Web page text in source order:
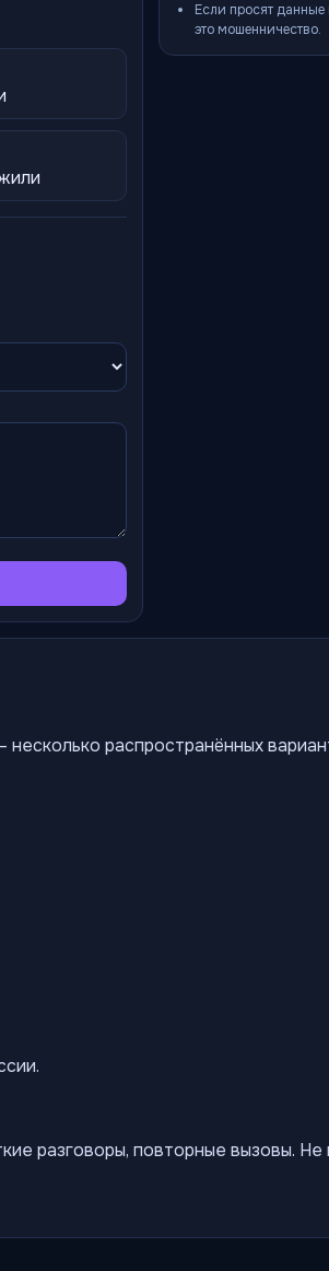
Если просят
это мошенничество.
распространённых
разговоры, повторные вызовы.